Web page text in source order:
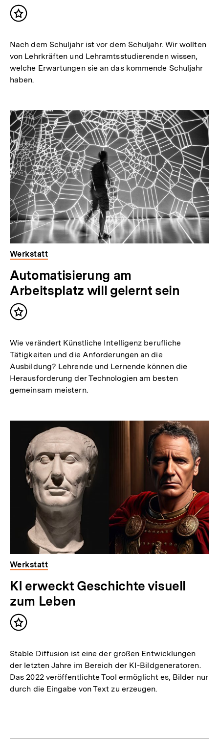
Inhalt
Nach dem Schuljahr ist vor dem Schuljahr. Wir wollten
von Lehrkräften und Lehramtsstudierenden wissen,
welche Erwartungen sie an das kommende Schuljahr
haben.
Werkstatt
Automatisierung am
Arbeitsplatz will gelernt sein
Inhalt
Wie verändert Künstliche Intelligenz berufliche
Tätigkeiten und die Anforderungen an die
Ausbildung? Lehrende und Lernende können die
Herausforderung der Technologien am besten
gemeinsam meistern.
Werkstatt
KI erweckt Geschichte visuell
zum Leben
Inhalt
Stable Diffusion ist eine der großen Entwicklungen
der letzten Jahre im Bereich der KI-Bildgeneratoren.
Das 2022 veröffentlichte Tool ermöglicht es, Bilder nur
durch die Eingabe von Text zu erzeugen.